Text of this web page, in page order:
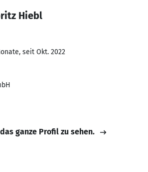
Hiebl
seit Okt. 2022
ganze Profil zu sehen.